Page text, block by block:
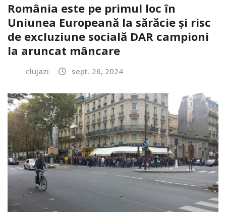
România este pe primul loc în
Uniunea Europeană la sărăcie și risc
de excluziune socială DAR campioni
la aruncat mâncare
clujazi sept. 26, 2024